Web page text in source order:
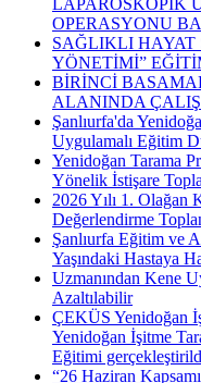
OPERASYONU
SAĞLIKLI HAYAT
YÖNETİMİ”
BİRİNCİ
ALANINDA
Şanlıurfa'da
Uygulamalı Eğitim
Yenidoğan Tarama
Yönelik İstişare
2026 Yılı 1. Olağan
Değerlendirme
Şanlıurfa Eğitim ve
Yaşındaki Hastaya
Uzmanından Kene
Azaltılabilir
ÇEKÜS Yenidoğan
Yenidoğan İşitme
Eğitimi
“26 Haziran